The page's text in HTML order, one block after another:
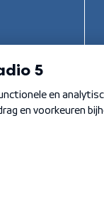
Privacybeleid